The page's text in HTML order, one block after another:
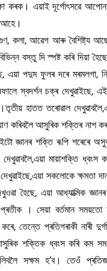
কৰক। এয়াই দূৰ্গোৎসৱে
আহে।
কলা, আৱেগ আৰু বৈশিষ্ট্য
বস্তু দি স্পষ্ট কৰি দিয়া
এয়া পদুম ফুলৰ দৰে মৰমলগা,
স্বদৰ্শন চক্ৰ দেখুৱাইছে,
হাতত তৰোৱাল
কৰিবলৈ আসুৰিক শক্তিৰ নাশ
জ্ঞানৰ শক্তি ৰূপি শৰেৰে
মায়াশক্তি ধ্বংস
দেখুৱাইছে,এয়া সকলোকে ক্ষমতা
হৈছে, এয়া আধ্যাত্মিক
। সেয়া বৰ্তমান সময়তো
তেন্তে প্ৰতিগৰাকী নাৰী
শক্তিক ধ্বংস কৰি কম
সক্ষম হ’ব। তেওঁ